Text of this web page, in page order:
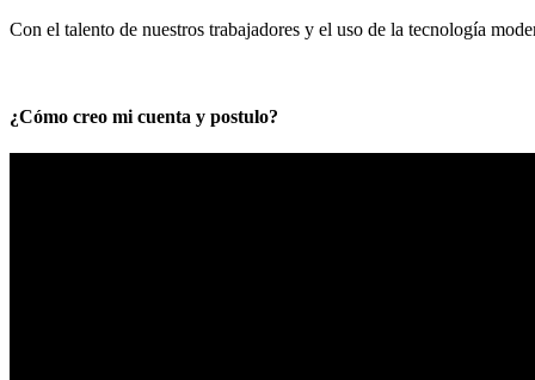
Con el talento de nuestros trabajadores y el uso de la tecnología
¿Cómo creo mi cuenta y postulo?